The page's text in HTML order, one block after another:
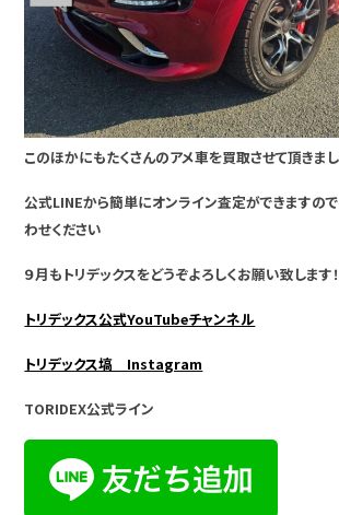
このほかにもたくさんのアメ車を買取させて頂きまし
公式LINEから簡単にオンライン査定ができますの
わせください
９月もトリデックスをどうぞよろしくお願い致します！
トリデックス公式YouTubeチャンネル
トリデックス塙 Instagram
TORIDEX公式ライン